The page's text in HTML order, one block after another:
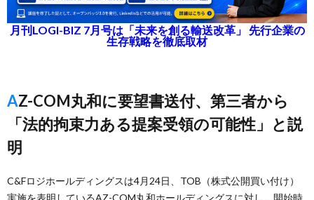
月刊LOGI-BIZ 7月号は「未来を創る輸送改革」 先行企業の
生存戦略を徹底取材
AZ-COM丸和に要望書送付、第三者から
「法的拘束力ある提案受領の可能性」と説
明
C&Fロジホールディングスは4月24日、TOB（株式公開買い付け）
実施を表明しているAZ-COM丸和ホールディングスに対し、開始時